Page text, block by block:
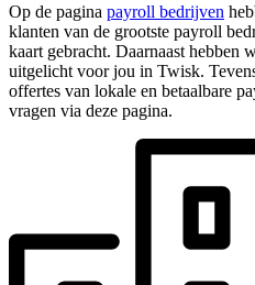
Op de pagina payroll bedrijven
klanten van de grootste payroll
kaart gebracht. Daarnaast hebben
uitgelicht voor jou in Twisk.
offertes van lokale en betaalbare
vragen via deze pagina.